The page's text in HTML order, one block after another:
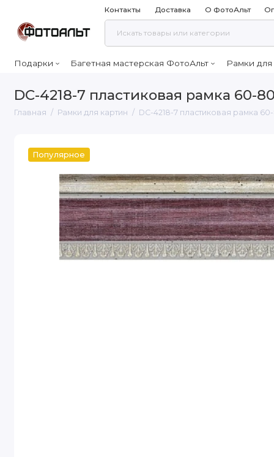
Контакты Доставка О ФотоАльт
Подарки Багетная мастерская ФотоАльт Рамки для
DC-4218-7 пластиковая рамка 60-80
Главная Рамки для картин DC-4218-7 пластиковая рамка
Популярное